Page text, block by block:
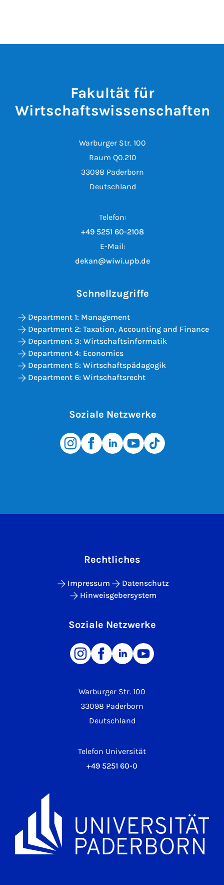
Fakultät für
Wirtschaftswissenschaften
Warburger Str. 100
Raum Q0.210
33098 Paderborn
Deutschland
Telefon:
+49 5251 60-2108
E-Mail:
dekan@wiwi.upb.de
Schnellzugriffe
Department 1: Management
Department 2: Taxation, Accounting and Finance
Department 3: Wirtschaftsinformatik
Department 4: Economics
Department 5: Wirtschaftspädagogik
Department 6: Wirtschaftsrecht
Soziale Netzwerke
Warburger Str. 100
33098 Paderborn
Deutschland
Telefon Universität
+49 5251 60-0
Rechtliches
Impressum
Datenschutz
Hinweisgebersystem
Soziale Netzwerke